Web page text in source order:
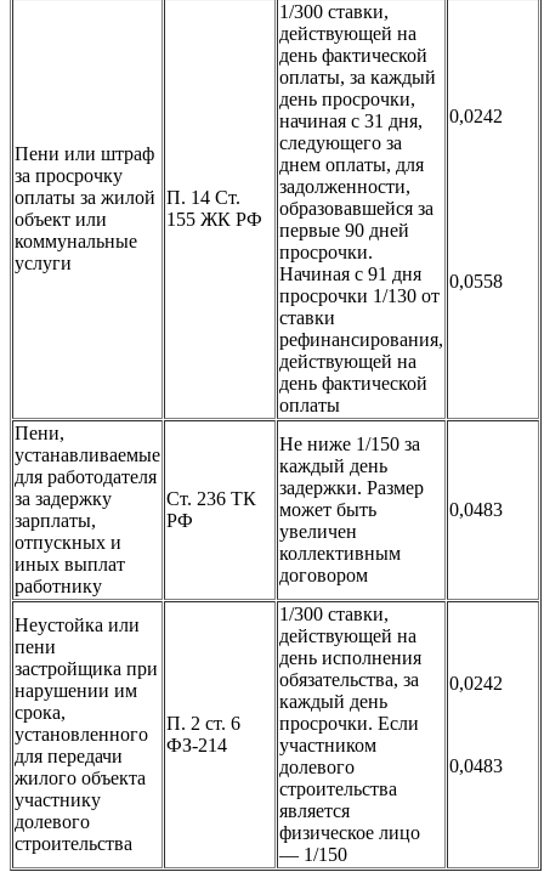
Пени или штраф
за просрочку
оплаты за жилой
объект или
коммунальные
услуги
П. 14 Ст.
155 ЖК РФ
1/300 ставки,
действующей на
день фактической
оплаты, за каждый
день просрочки,
начиная с 31 дня,
следующего за
днем оплаты, для
задолженности,
образовавшейся за
первые 90 дней
просрочки.
Начиная с 91 дня
просрочки 1/130 от
ставки
рефинансирования,
действующей на
день фактической
оплаты
0,0242
0,0558
Пени,
устанавливаемые
для работодателя
за задержку
зарплаты,
отпускных и
иных выплат
работнику
Ст. 236 ТК
РФ
Не ниже 1/150 за
каждый день
задержки. Размер
может быть
увеличен
коллективным
договором
0,0483
Неустойка или
пени
застройщика при
нарушении им
срока,
установленного
для передачи
жилого объекта
участнику
долевого
строительства
П. 2 ст. 6
ФЗ-214
1/300 ставки,
действующей на
день исполнения
обязательства, за
каждый день
просрочки. Если
участником
долевого
строительства
является
физическое лицо
— 1/150
0,0242
0,0483